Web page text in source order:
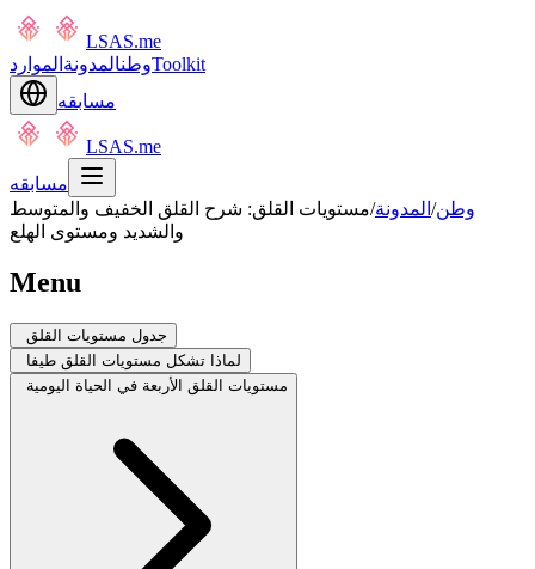
LSAS.me
وطنالمدونة الموارد
Toolkit
مسابقه
LSAS.me
مسابقه
وطن/ المدونة/مستويات القلق: شرح القلق الخفيف والمتوسط
والشديد ومستوى الهلع
Menu
جدول مستويات القلق
لماذا تشكل مستويات القلق طيفا
مستويات القلق الأربعة في الحياة اليومية